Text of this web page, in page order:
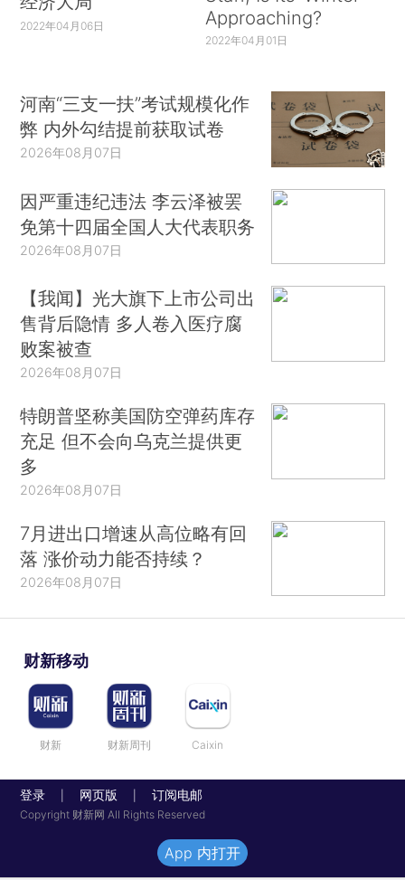
2022年04月06日
Approaching?
2022年04月01日
河南“三支一扶”考试规模化作
弊 内外勾结提前获取试卷
2026年08月07日
因严重违纪违法 李云泽被罢
免第十四届全国人大代表职务
2026年08月07日
【我闻】光大旗下上市公司出
售背后隐情 多人卷入医疗腐
败案被查
2026年08月07日
特朗普坚称美国防空弹药库存
充足 但不会向乌克兰提供更
多
2026年08月07日
7月进出口增速从高位略有回
落 涨价动力能否持续？
2026年08月07日
财新移动
财新 财新周刊 Caixin
登录 网页版 订阅电邮
Copyright 财新网 All Rights Reserved
App 内打开